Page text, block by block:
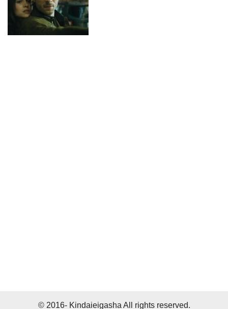
© 2016- Kindaieigasha All rights reserved.